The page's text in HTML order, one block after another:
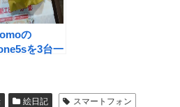
の
を3台一
絵日記 スマートフォン